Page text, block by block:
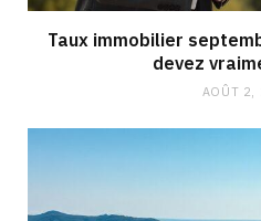
Taux immobilier
devez
AOÛT 2,